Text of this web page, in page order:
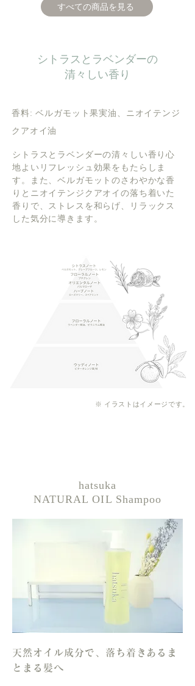
すべての商品を見る
シトラスとラベンダーの
清々しい香り
香料: ベルガモット果実油、ニオイテンジ
クアオイ油
シトラスとラベンダーの清々しい香り心
地よいリフレッシュ効果をもたらしま
す。また、ベルガモットのさわやかな香
りとニオイテンジクアオイの落ち着いた
香りで、ストレスを和らげ、リラックス
した気分に導きます。
※ イラストはイメージです。
hatsuka
NATURAL OIL Shampoo
天然オイル成分で、落ち着きあるま
とまる髪へ